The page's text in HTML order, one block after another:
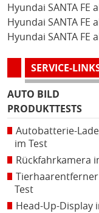
Hyundai SANTA FE
Hyundai SANTA FE
Hyundai SANTA FE
SERVICE-
AUTO BILD
PRODUKTTESTS
Autobatterie-
im Test
Rückfahrkamera
Test
Head-Up-Display